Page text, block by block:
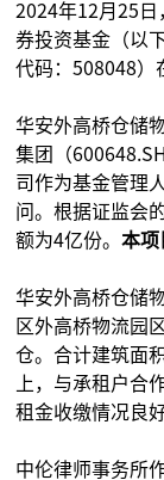
2024年12月25日
券投资基金（以
代码：508048）
华安外高桥仓储
集团（
司作为基金管理
问。根据证监会
额为4亿份。本项
华安外高桥仓储
区外高桥物流园
仓。合计建筑面
上，与承租户合
租金收缴情况良
中伦律师事务所